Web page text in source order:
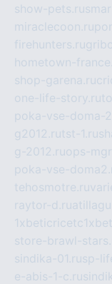
show-pets.ru
miraclecoon.ru
firehunters.ru
hometown-
shop-garena.ru
one-life-story.ru
poka-vse-doma-
g2012.rutst-1.ru
g-2012.ruops-
poka-vse-
tehosmotre.ru
raytor-d.ru
store-brawl-
sindika-01.rusp-
e-abis-1-c.ru